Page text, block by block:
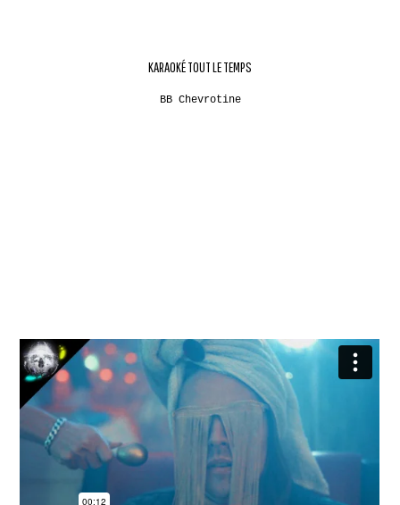
KARAOKÉ TOUT LE TEMPS
BB Chevrotine